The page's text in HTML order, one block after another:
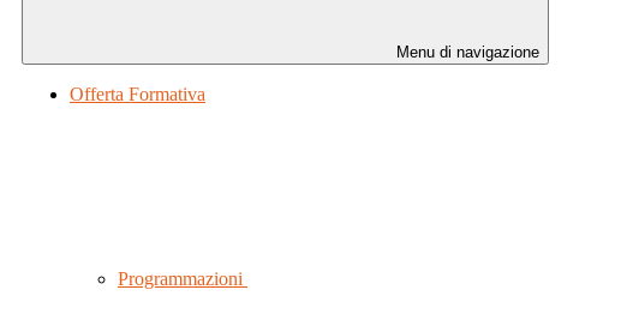
Menu di navigazione
Offerta Formativa
Programmazioni